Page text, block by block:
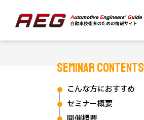
SEMINAR CONTENTS
こんな方におすすめ
セミナー概要